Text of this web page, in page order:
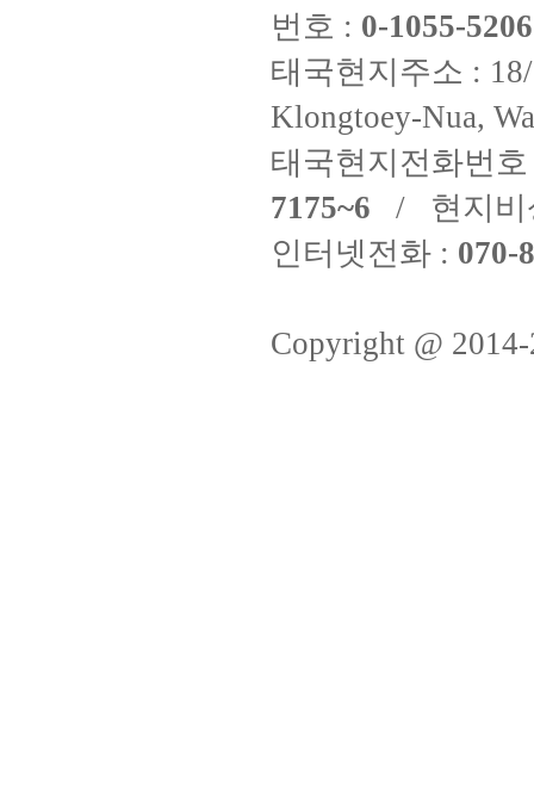
번호 : 0-1055-
태국현지주소 :
Klongtoey-Nua,
태국현지전화번
7175~6 / 현지비
인터넷전화 : 070-
Copyright @